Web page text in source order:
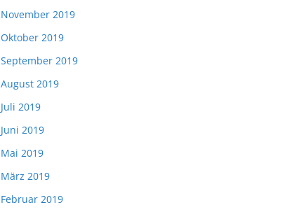
November 2019
Oktober 2019
September 2019
August 2019
Juli 2019
Juni 2019
Mai 2019
März 2019
Februar 2019